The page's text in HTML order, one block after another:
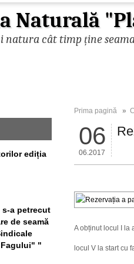
Naturală
natura cât timp ține
ediția
s-a petrecut
de seamă
Fagului" "
Prima pagină »
06
06.2017
A obținut locul I la
locul V la start cu